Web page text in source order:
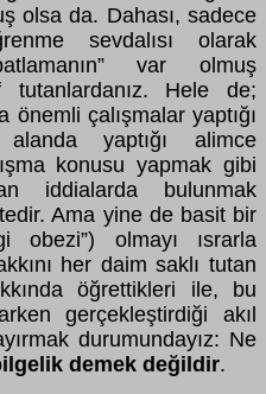
olsa da. Dahası, sadece
sevdalısı olarak
var olmuş
tutanlardanız. Hele de;
önemli çalışmalar yaptığı
yaptığı alimce
konusu yapmak gibi
iddialarda bulunmak
Ama yine de basit bir
obezi”) olmayı ısrarla
her daim saklı tutan
öğrettikleri ile, bu
gerçekleştirdiği akıl
durumundayız: Ne
demek değildir.